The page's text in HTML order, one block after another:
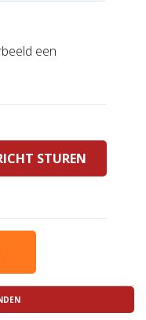
een
STUREN